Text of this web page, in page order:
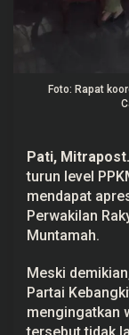
Foto: Rapat
Pati,
turun level
mendapat
Perwakilan
Muntamah.
Meski
Partai
mengingatkan
tersebut tidak